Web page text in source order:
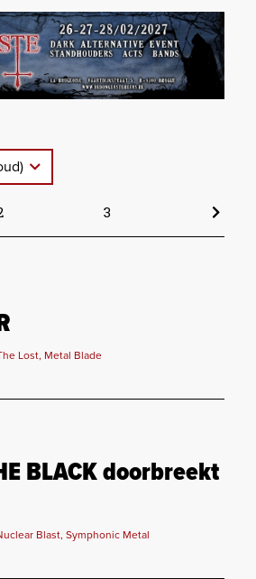
3
Lost, Metal Blade
BLACK doorbreekt
Blast, Symphonic Metal